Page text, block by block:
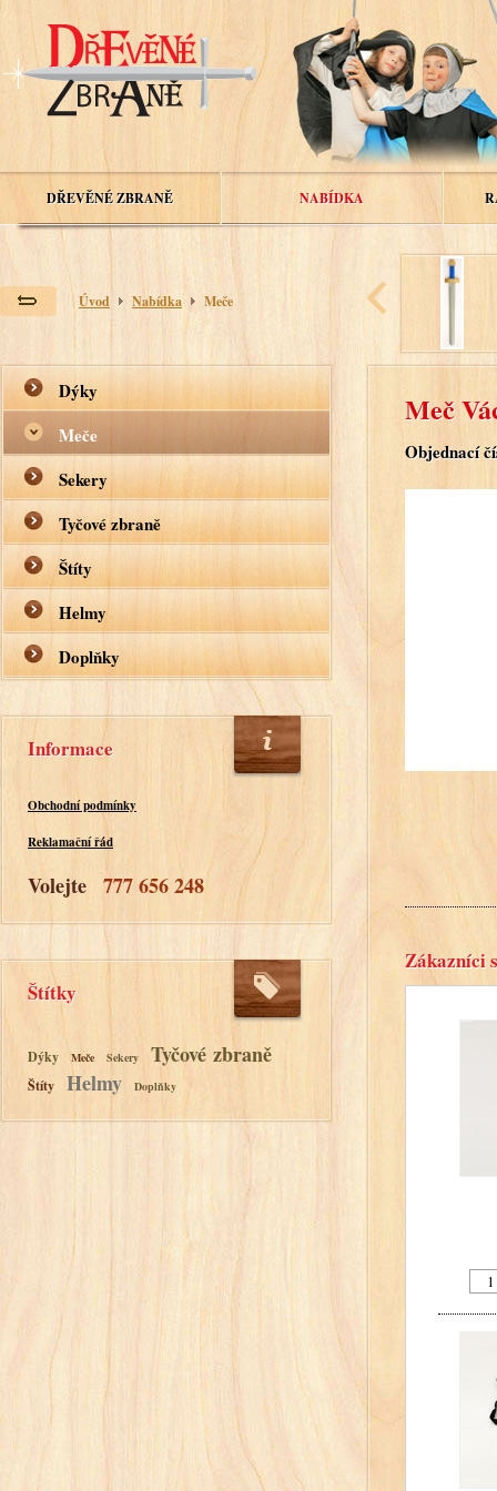
DŘEVĚNÉ ZBRANĚ NABÍDKA
Úvod Nabídka Meče
Dýky
Meče
Sekery
Tyčové zbraně
Štíty
Helmy
Doplňky
Informace
Obchodní podmínky
Reklamační řád
Volejte 777 656 248
Štítky
Dýky Meče Sekery Tyčové zbraně
Štíty Helmy Doplňky
Meč
Objednací
Zákazníci